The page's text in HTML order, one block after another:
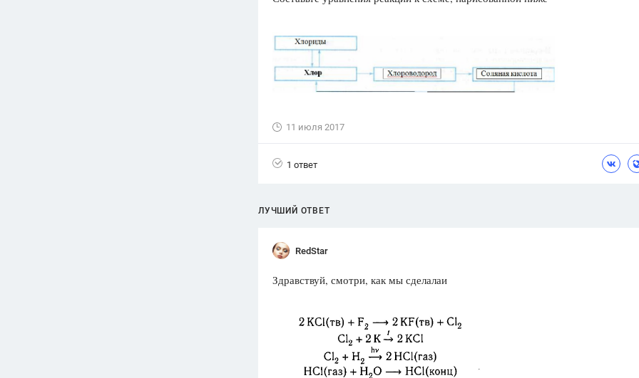
1752 ответа
Олимпиады
ответа
ответов
Отношения,Любовь,
11 июля 2017
1 ответ
ЛУЧШИЙ ОТВЕТ
RedStar
Здравствуй, смотри, как мы сделалаи